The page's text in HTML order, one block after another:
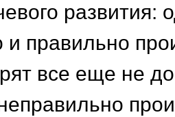
развития:
и правильно
все еще не